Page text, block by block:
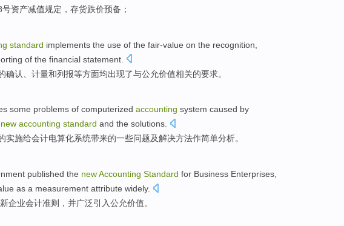
号资产减值规定， 存货跌价预备 ；
standard implements the use of the fair-value on the recognition
of the financial statement
确认 计量和列报等方面均出现了与公允价值相关的要求。
some problems of computerized accounting system caused by
new accounting standard and the solutions.
实施给会计电算化系统带来的一些问题及解决方法作简单分析。
published the newAccounting Standard for Business Enterprises
as a measurement attribute widely.
新企业会计准则 ， 并广泛引入公允价值。